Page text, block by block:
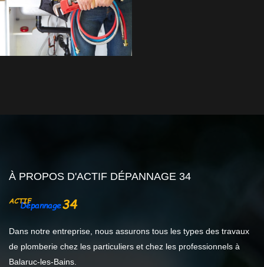
À PROPOS D'ACTIF DÉPANNAGE 34
Dans notre entreprise, nous assurons tous les types des travaux
de plomberie chez les particuliers et chez les professionnels à
Balaruc-les-Bains.